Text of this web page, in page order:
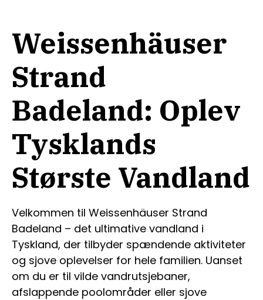
Weissenhäuser
Strand
Badeland: Oplev
Tysklands
Største Vandland
Velkommen til Weissenhäuser Strand
Badeland – det ultimative vandland i
Tyskland, der tilbyder spændende aktiviteter
og sjove oplevelser for hele familien. Uanset
om du er til vilde vandrutsjebaner,
afslappende poolområder eller sjove